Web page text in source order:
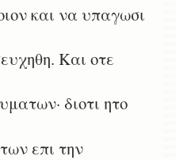
και να υπαγωσι
Και οτε
διοτι ητο
επι την